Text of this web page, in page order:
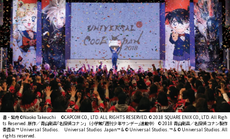
書・紫舟 ©Naoko Takeuchi ©CAPCOM CO., LTD. ALL RIGHTS RESERVED. © 2018 SQUARE ENIX CO., LTD. All Righ
ts Reserved. 原作／青山剛昌｢名探偵コナン｣（小学館｢週刊少年サンデー｣連載中） © 2018 青山剛昌／名探偵コナン製作
委員会 ™ Universal Studios. Universal Studios Japan™ & © Universal Studios. ™ & © Universal Studios. All
rights reserved.